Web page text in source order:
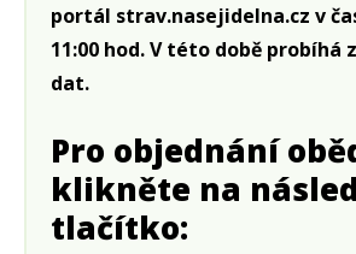
portál strav.nasejidelna.cz v
11:00 hod. V této době probíhá
dat.
Pro objednání
klikněte na
tlačítko: